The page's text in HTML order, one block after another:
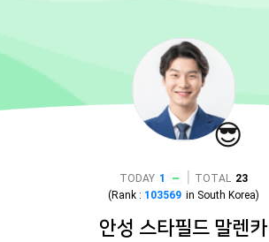
😎
TODAY 1 TOTAL 23
(Rank : 103569 in South Korea)
안성 스타필드 말렌카